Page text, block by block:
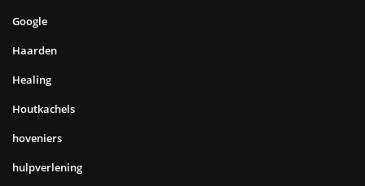
Google
Haarden
Healing
Houtkachels
hoveniers
hulpverlening